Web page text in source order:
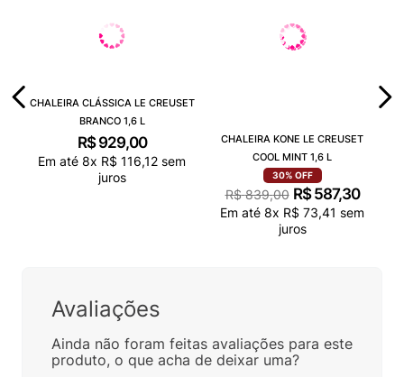
CHALEIRA CLÁSSICA LE CREUSET
BRANCO 1,6 L
R$ 929,00
Em até 8x R$ 116,12 sem
juros
CHALEIRA KONE LE CREUSET
COOL MINT 1,6 L
30% OFF
R$ 839,00 R$ 587,30
Em até 8x R$ 73,41 sem
juros
Avaliações
Ainda não foram feitas avaliações para este
produto, o que acha de deixar uma?